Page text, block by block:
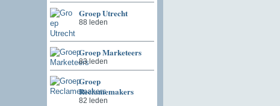
Groep Utrecht
88 leden
Groep Marketeers
83 leden
Groep
Reclamemakers
82 leden